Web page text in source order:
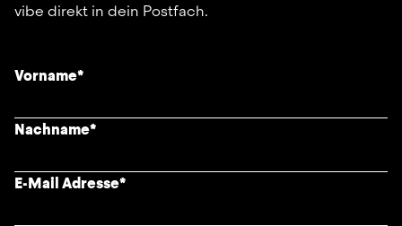
vibe direkt in dein Postfach.
Vorname*
Nachname*
E-Mail Adresse*